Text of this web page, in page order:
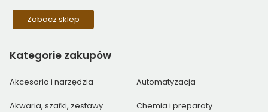
Zobacz sklep
Kategorie zakupów
Akcesoria i narzędzia Automatyzacja
Akwaria, szafki, zestawy Chemia i preparaty